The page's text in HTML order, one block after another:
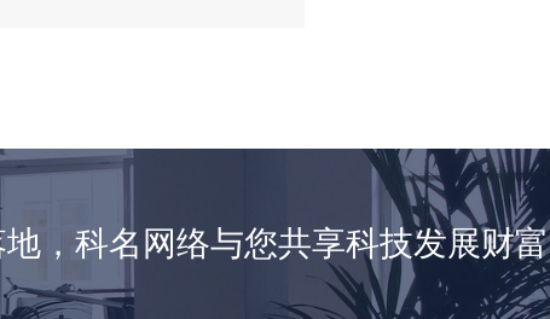
，科名网络与您共享科技发展财富